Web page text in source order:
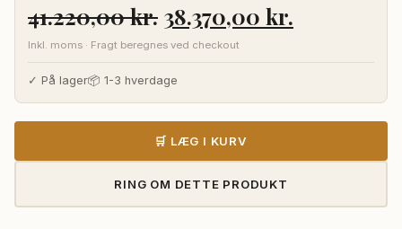
41.220,00kr. Den
oprindelige
pris
var:
41.220,00 kr..
38.370,00 kr.
aktuelle
pris
38.370,00
Inkl. moms · Fragt beregnes ved checkout
✓ På lager📦 1-3 hverdage
🛒 LÆG I KURV
RING OM DETTE PRODUKT